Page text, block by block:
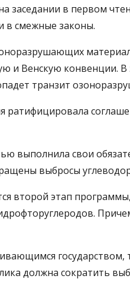
заседании в первом
в смежные законы.
и Венскую конвенции. В
транзит
ратифицировала
выполнила свои
выбросы
второй этап
государством,
должна сократить